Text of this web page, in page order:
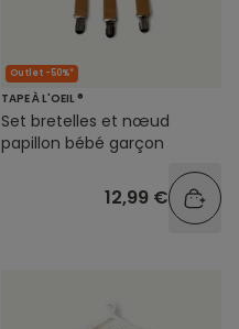
Outlet -50%*
TAPE À L'OEIL ®
Set bretelles et nœud
papillon bébé garçon
12,99 €